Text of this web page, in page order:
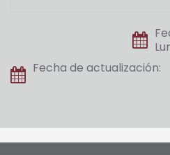
Fecha de actualización: